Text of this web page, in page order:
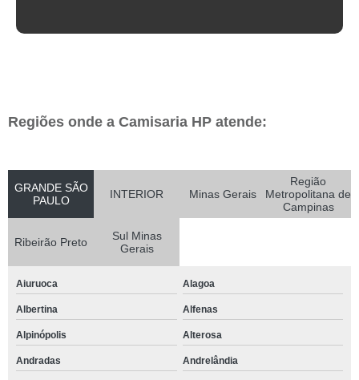
Regiões onde a Camisaria HP atende:
GRANDE SÃO
PAULO
INTERIOR Minas Gerais
Região
Metropolitana de
Campinas
Ribeirão Preto
Sul Minas
Gerais
Aiuruoca Alagoa
Albertina Alfenas
Alpinópolis Alterosa
Andradas Andrelândia